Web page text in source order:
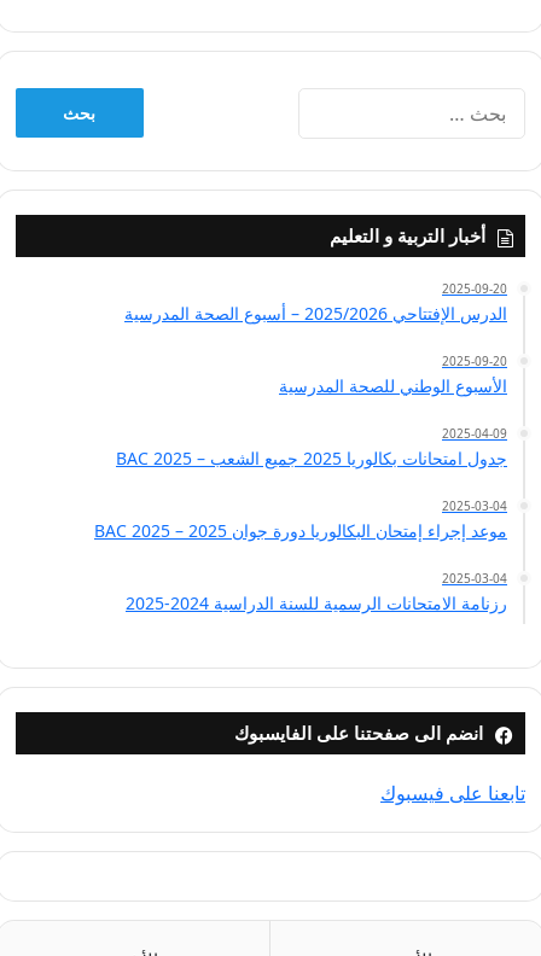
عن:
أخبار التربية و التعليم
2025-09-20
الدرس الإفتتاحي 2025/2026 – أسبوع الصحة المدرسية
2025-09-20
الأسبوع الوطني للصحة المدرسية
2025-04-09
جدول امتحانات بكالوريا 2025 جميع الشعب – BAC 2025
2025-03-04
موعد إجراء إمتحان البكالوريا دورة جوان 2025 – BAC 2025
2025-03-04
رزنامة الامتحانات الرسمية للسنة الدراسية 2024-2025
انضم الى صفحتنا على الفايسبوك
تابعنا على فيسبوك